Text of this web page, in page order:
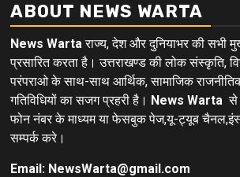
ABOUT NEWS WARTA
News Wartaराज्य, देश और दुनियाभर की सभी
प्रसारित करता है। उत्तराखण्ड की लोक संस्कृति,
परंपराओ के साथ-साथ आर्थिक, सामाजिक राजनीतिक
गतिविधियों का सजग प्रहरी है। News Warta से
फोन नंबर के माध्यम या फेसबुक पेज,यू-ट्यूब
सम्पर्क करे।
Email: NewsWarta@gmail.com